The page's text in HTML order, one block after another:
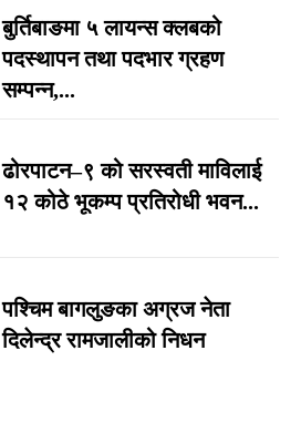
बुर्तिबाङमा ५ लायन्स क्लबको
पदस्थापन तथा पदभार ग्रहण
सम्पन्न,...
ढोरपाटन–९ को सरस्वती माविलाई
१२ कोठे भूकम्प प्रतिरोधी भवन...
पश्चिम बागलुङका अग्रज नेता
दिलेन्द्र रामजालीको निधन